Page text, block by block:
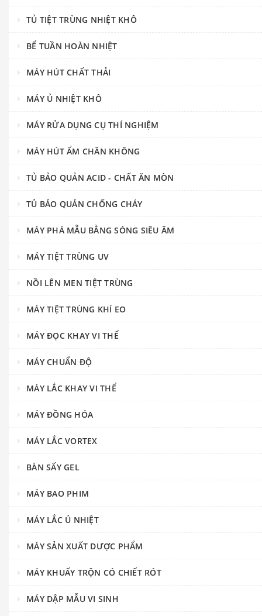
TỦ TIỆT TRÙNG NHIỆT KHÔ
BỂ TUẦN HOÀN NHIỆT
MÁY HÚT CHẤT THẢI
MÁY Ủ NHIỆT KHÔ
MÁY RỬA DỤNG CỤ THÍ NGHIỆM
MÁY HÚT ẨM CHÂN KHÔNG
TỦ BẢO QUẢN ACID - CHẤT ĂN MÒN
TỦ BẢO QUẢN CHỐNG CHÁY
MÁY PHÁ MẪU BẰNG SÓNG SIÊU ÂM
MÁY TIỆT TRÙNG UV
NỒI LÊN MEN TIỆT TRÙNG
MÁY TIỆT TRÙNG KHÍ EO
MÁY ĐỌC KHAY VI THỂ
MÁY CHUẨN ĐỘ
MÁY LẮC KHAY VI THỂ
MÁY ĐỒNG HÓA
MÁY LẮC VORTEX
BÀN SẤY GEL
MÁY BAO PHIM
MÁY LẮC Ủ NHIỆT
MÁY SẢN XUẤT DƯỢC PHẨM
MÁY KHUẤY TRỘN CÓ CHIẾT RÓT
MÁY DẬP MẪU VI SINH